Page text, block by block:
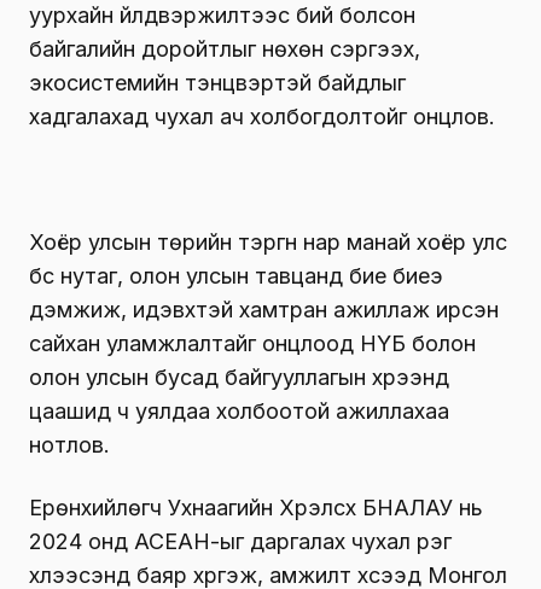
уурхайн үйлдвэржилтээс бий болсон
байгалийн доройтлыг нөхөн сэргээх,
экосистемийн тэнцвэртэй байдлыг
хадгалахад чухал ач холбогдолтойг онцлов.
Хоёр улсын төрийн тэргүүн нар манай хоёр улс
бүс нутаг, олон улсын тавцанд бие биеэ
дэмжиж, идэвхтэй хамтран ажиллаж ирсэн
сайхан уламжлалтайг онцлоод НҮБ болон
олон улсын бусад байгууллагын хүрээнд
цаашид ч уялдаа холбоотой ажиллахаа
нотлов.
Ерөнхийлөгч Ухнаагийн Хүрэлсүх БНАЛАУ нь
2024 онд АСЕАН-ыг даргалах чухал үүрэг
хүлээсэнд баяр хүргэж, амжилт хүсээд Монгол